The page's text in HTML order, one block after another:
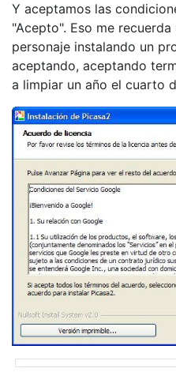
Y aceptamos las
"Acepto". Eso me
personaje instalando un
aceptando, aceptando
a limpiar un año el cuarto